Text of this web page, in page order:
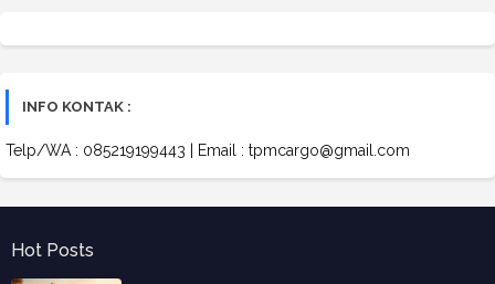
INFO KONTAK :
Telp/WA : 085219199443 | Email : tpmcargo@gmail.com
Hot Posts